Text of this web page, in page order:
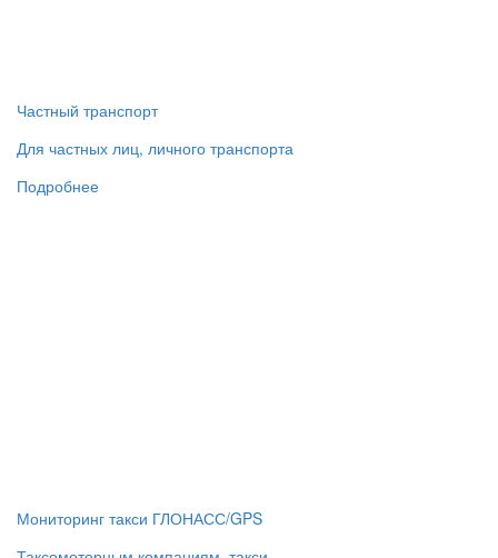
Частный транспорт
Для частных лиц, личного транспорта
Подробнее
Мониторинг такси ГЛОНАСС/GPS